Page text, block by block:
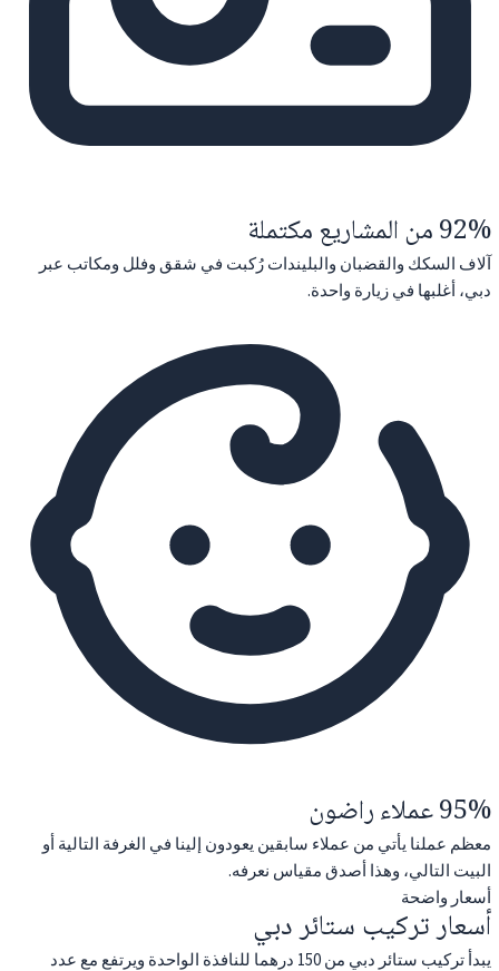
92% من المشاريع مكتملة
آلاف السكك والقضبان والبليندات رُكبت في شقق وفلل ومكاتب عبر
دبي، أغلبها في زيارة واحدة.
95% عملاء راضون
معظم عملنا يأتي من عملاء سابقين يعودون إلينا في الغرفة التالية أو
البيت التالي، وهذا أصدق مقياس نعرفه.
أسعار واضحة
أسعار تركيب ستائر دبي
يبدأ تركيب ستائر دبي من 150 درهما للنافذة الواحدة ويرتفع مع عدد